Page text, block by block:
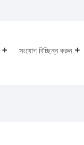
সংযোগ বিচ্ছিন্ন করুন